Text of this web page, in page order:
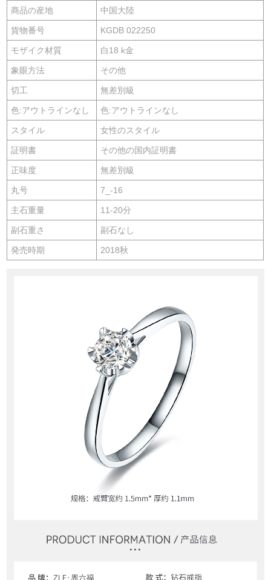
商品の産地 中国大陸
貨物番号 KGDB 022250
モザイク材質 白18 k金
象眼方法 その他
切工 無差別級
色:アウトラインなし 色:アウトラインなし
スタイル 女性のスタイル
証明書 その他の国内証明書
正味度 無差別級
丸号 7_-16
主石重量 11-20分
副石重さ 副石なし
発売時期 2018秋